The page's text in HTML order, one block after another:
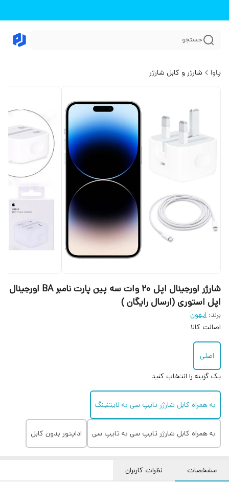
جستجو
پاوا شارژر و کابل شارژر
شارژر اورجینال اپل 20 وات سه پین پارت نامبر BA اورجینال
اپل استوری (ارسال رایگان )
برند: ایفون
اصالت کالا
اصلی
یک گزینه را انتخاب کنید
به همراه کابل شارژر تایپ سی به لایتنینگ
به همراه کابل شارژر تایپ سی به تایپ سی اداپتور بدون کابل
مشخصات نظرات کاربران